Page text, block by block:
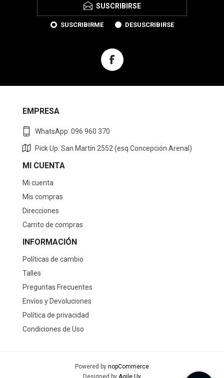
SUSCRIBIRSE
SUSCRIBIRME DESUSCRIBIRSE
EMPRESA
WhatsApp: 096 960 370
Pick Up: San Martín 2552 (esq Concepción Arenal)
MI CUENTA
Mi cuenta
Mis compras
Direcciones
Carrito de compras
INFORMACIÓN
Políticas de cambio
Talles
Preguntas Frecuentes
Envíos y Devoluciones
Política de privacidad
Condiciones de Uso
Powered by nopCommerce
Designed by Agile.Uy